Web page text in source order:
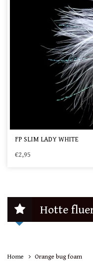
FP SLIM LADY WHITE
€2,95
Hotte
Home Orange bug foam